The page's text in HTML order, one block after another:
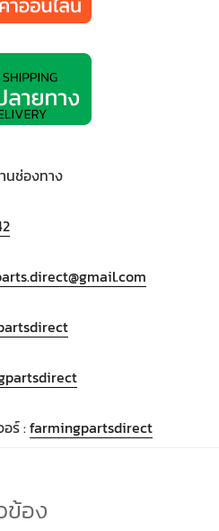
นช่องทาง
อร์ :farmingpartsdirect
ข้อง